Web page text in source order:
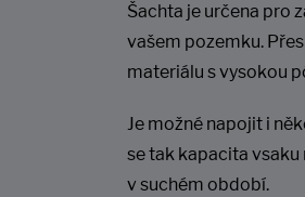
Šachta je určena pro
vašem pozemku.
materiálu s vysokou
Je možné napojit i
se tak kapacita
v suchém období.